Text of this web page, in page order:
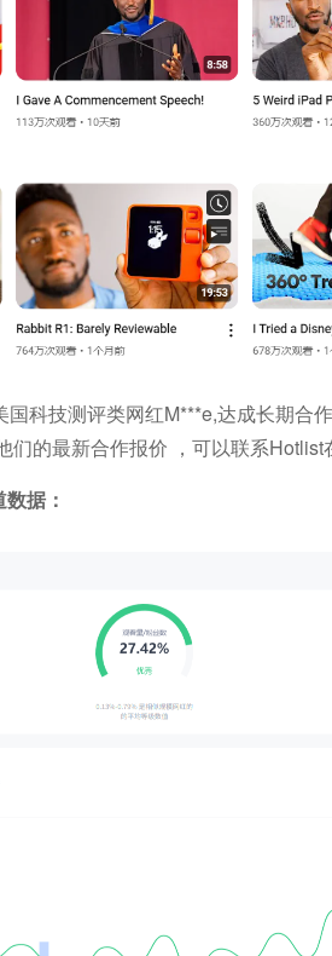
科技测评类网红M***e,达成长期合
们的最新合作报价 ，可以联系Hotlist
据：